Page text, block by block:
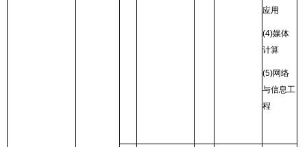
应用
(4)媒体
计算
(5)网络
与信息工
程